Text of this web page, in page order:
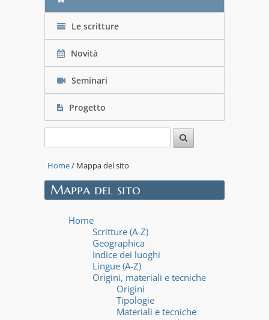
Le scritture
Novità
Seminari
Progetto
Home/ Mappa del sito
Mappa del sito
Home
Scritture (A-Z)
Geographica
Indice dei luoghi
Lingue (A-Z)
Origini, materiali e tecniche
Origini
Tipologie
Materiali e tecniche